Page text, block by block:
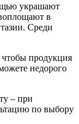
украшают
в
Среди
продукция
недорого
– при
по выбору